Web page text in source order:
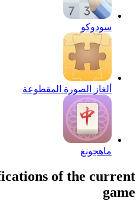
سودوكو
ألغاز الصورة المقطوعة
ماهجونغ
of the current
game